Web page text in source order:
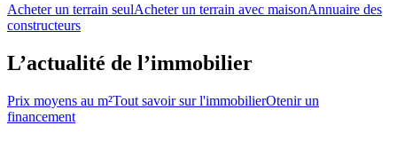
Acheter un terrain seulAcheter un terrain avec maisonAnnuaire des
constructeurs
L’actualité de l’immobilier
Prix moyens au m²Tout savoir sur l'immobilierOtenir un
financement